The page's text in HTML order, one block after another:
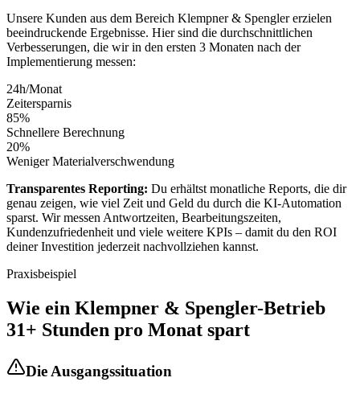
Unsere Kunden aus dem Bereich Klempner & Spenglererzielen
beeindruckende Ergebnisse. Hier sind die durchschnittlichen
Verbesserungen, die wir in den ersten 3 Monaten nach der
Implementierung messen:
24h/Monat
Zeitersparnis
85%
Schnellere Berechnung
20%
Weniger Materialverschwendung
Transparentes Reporting: Du erhältst monatliche Reports, die dir
genau zeigen, wie viel Zeit und Geld du durch die KI-Automation
sparst. Wir messen Antwortzeiten, Bearbeitungszeiten,
Kundenzufriedenheit und viele weitere KPIs – damit du den ROI
deiner Investition jederzeit nachvollziehen kannst.
Praxisbeispiel
Wie ein Klempner & Spengler-Betrieb
31+ Stunden pro Monat spart
Die Ausgangssituation